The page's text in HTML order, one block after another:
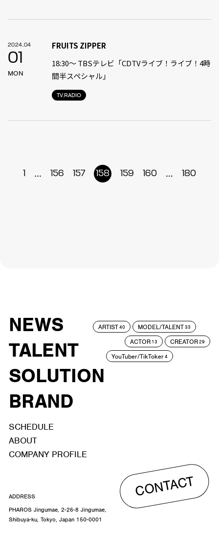
2024.04
01
MON
TV.RADIO
FRUITS ZIPPER
18:30〜 TBSテレビ「CDTVライブ！ライブ！4時
間半スペシャル」
1 ... 156 157 158 159 160 ... 180
NEWS
TALENT
SOLUTION
BRAND
ARTIST40 MODEL/TALENT33
ACTOR 13 CREATOR29
YouTuber/TikToker4
SCHEDULE
ABOUT
COMPANY PROFILE
CONTACT
ADDRESS
PHAROS Jingumae, 2-26-8 Jingumae,
Shibuya-ku, Tokyo, Japan 150-0001